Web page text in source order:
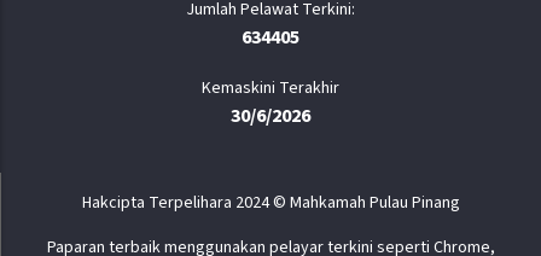
634405
Kemaskini Terakhir
30/6/2026
Hakcipta Terpelihara 2024 © Mahkamah Pulau Pinang
Paparan terbaik menggunakan pelayar terkini seperti Chrome,